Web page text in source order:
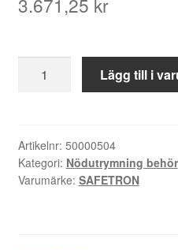
Nödutrymningsbeslag
Art.nr.
50000504
mängd
Lägg till i
Artikelnr: 50000504
Kategori: Nödutrymning behör
Varumärke: SAFETRON